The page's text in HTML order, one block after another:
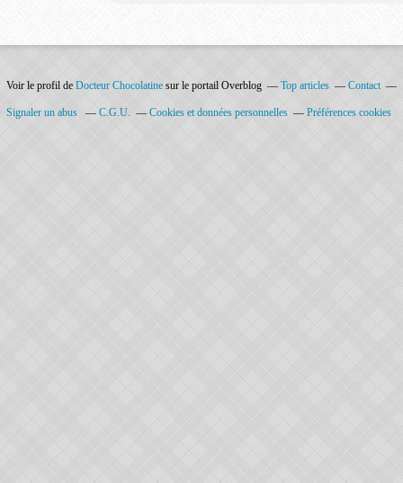
Voir le profil de Docteur Chocolatine sur le portail Overblog Top articles Contact
Signaler un abus C.G.U. Cookies et données personnelles Préférences cookies